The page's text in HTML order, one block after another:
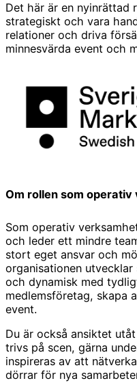
Det här är en nyinrättad
strategiskt och vara
relationer och driva
minnesvärda event och
Om rollen som
Som operativ
och leder ett mindre
stort eget ansvar och
organisationen
och dynamisk med
medlemsföretag, skapa
event.
Du är också ansiktet
trivs på scen, gärna
inspireras av att
dörrar för nya